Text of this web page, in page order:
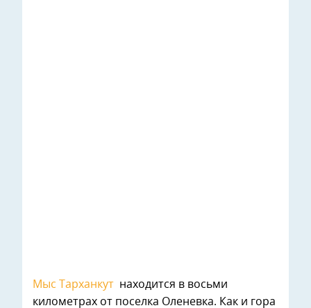
Мыс Тарханкут находится в восьми
километрах от поселка Оленевка. Как и гора